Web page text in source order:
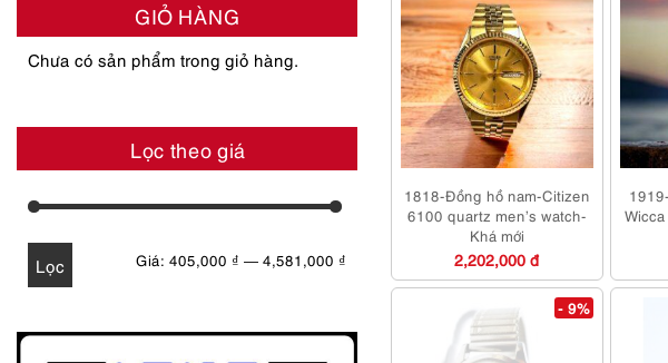
1818-Đồng hồ nam-Citizen
6100 quartz men’s watch-
Khá mới
2,202,000 đ
- 9%
GIỎ HÀNG
Chưa có sản phẩm trong giỏ hàng.
Lọc theo giá
nhất
nhất
Lọc Giá: 405,000 ₫ — 4,581,000 ₫